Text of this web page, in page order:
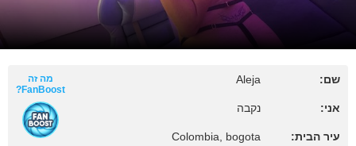
שם: Aleja
אני: נקבה
עיר הבית: Colombia, bogota
מה זה
FanBoost?